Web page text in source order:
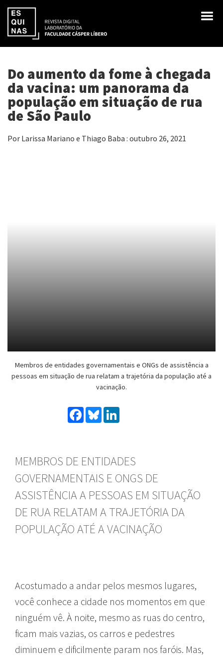
Do aumento da fome à chegada
da vacina: um panorama da
população em situação de rua
de São Paulo
Por Larissa Mariano e Thiago Baba : outubro 26, 2021
Membros de entidades governamentais e ONGs de assistência a
pessoas em situação de rua relatam a trajetória da população até a
vacinação.
Facebook
Bluesky
MEMBROS DE ENTIDADES
GOVERNAMENTAIS E ONGS DE
ASSISTÊNCIA A PESSOAS EM SITUAÇÃO
DE RUA RELATAM A TRAJETÓRIA DA
POPULAÇÃO ATÉ A VACINAÇÃO
Acostumado a andar pelos mesmos lugares,
você conhece a cidade nos momentos em que
ninguém vê. À noite, mesmo as ruas do centro,
ficam mais vazias, os carros e pedestres
diminuem e dificilmente param nos faróis. Mas,